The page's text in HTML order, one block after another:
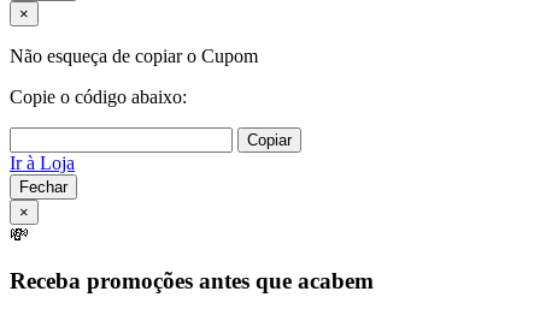
×
Não esqueça de copiar o Cupom
Copie o código abaixo:
Copiar
Ir à Loja
Fechar
×
💸
Receba promoções antes que acabem